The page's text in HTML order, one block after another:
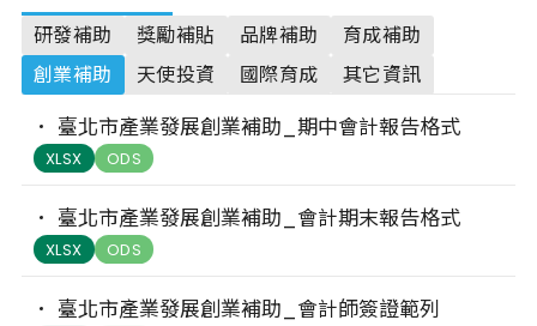
研發補助 獎勵補貼 品牌補助
育成補助
創業補助
天使投資 國際育成 其它資訊
臺北市產業發展創業補助_期中會計報告格式
XLSX ODS
臺北市產業發展創業補助_會計期末報告格式
XLSX ODS
臺北市產業發展創業補助_會計師簽證範列